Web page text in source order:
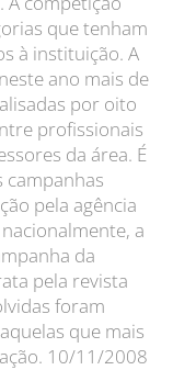
que tenham
à instituição. A
ano mais de
por oito
profissionais
da área. É
campanhas
pela agência
a
da
pela revista
foram
que mais
10/11/2008